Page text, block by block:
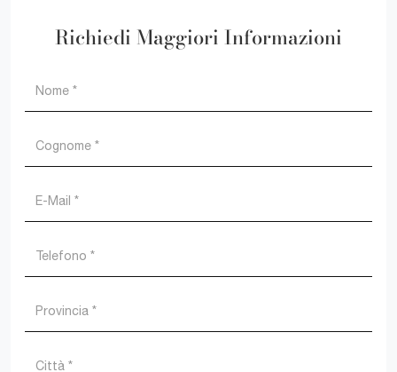
Richiedi Maggiori Informazioni